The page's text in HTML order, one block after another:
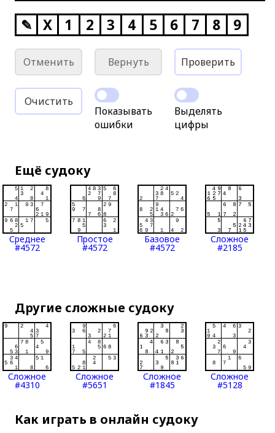
✎ X 1 2 3 4 5 6 7 8 9
Отменить Вернуть Проверить
Очистить
Показывать
ошибки
Выделять
цифры
Ещё судоку
Среднее
#4572
Простое
#4572
Базовое
#4572
Сложное
#2185
Другие сложные судоку
Сложное
#4310
Сложное
#5651
Сложное
#1845
Сложное
#5128
Как играть в онлайн судоку